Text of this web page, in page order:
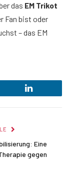
das EM Trikot
Fan bist oder
– das EM
LinkedIn
Eine
gegen